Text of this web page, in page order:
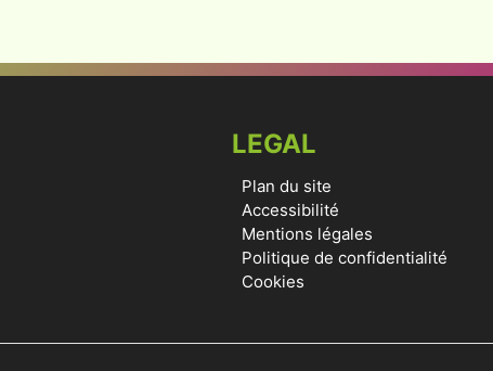
LEGAL
Plan du site
Accessibilité
Mentions légales
Politique de confidentialité
Cookies